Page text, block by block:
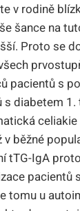
v rodině
šance na
Proto se
pacientů s
s diabetem 1.
v běžné
tTG-IgA
pacientů
tomu u